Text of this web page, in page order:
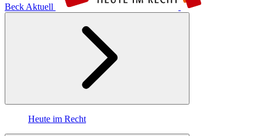
Beck Aktuell
Heute im Recht